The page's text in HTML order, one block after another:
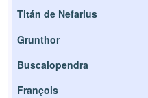
Titán de Nefarius
Grunthor
Buscalopendra
François